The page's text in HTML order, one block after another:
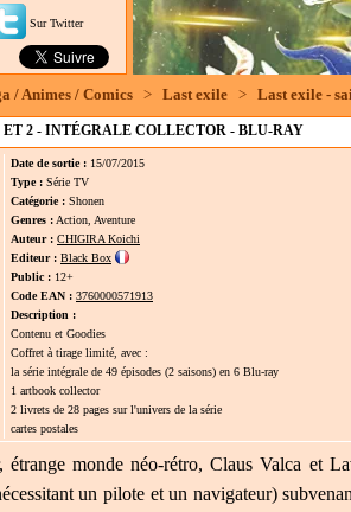
Sur Twitter
/ Animes / Comics > Last exile > Last exile -
2 - INTÉGRALE COLLECTOR - BLU-RAY
Date de sortie : 15/07/2015
Type : Série TV
Catégorie : Shonen
Genres : Action, Aventure
Auteur : CHIGIRA Koichi
Editeur : Black Box
Public : 12+
Code EAN : 3760000571913
Description :
Contenu et Goodies
Coffret à tirage limité, avec :
la série intégrale de 49 épisodes (2 saisons) en 6 Blu-ray
1 artbook collector
2 livrets de 28 pages sur l'univers de la série
cartes postales
étrange monde néo-rétro, Claus Valca et
un pilote et un navigateur)